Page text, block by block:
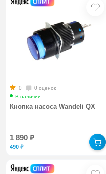
0
0 оценок
В наличии
Кнопка насоса Wandeli QX
1 890₽
490₽